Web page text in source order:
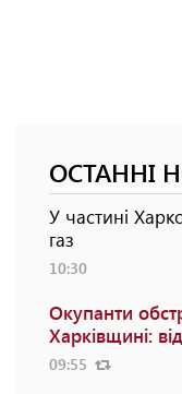
ОСТАННІ
У частині
газ
10:30
Окупанти
Харківщині:
09:55